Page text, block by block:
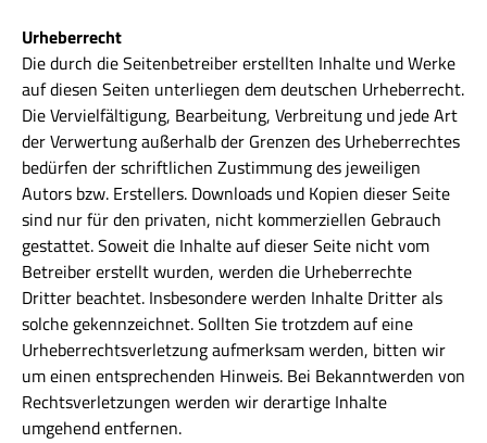
Urheberrecht
Die durch die Seitenbetreiber erstellten Inhalte und Werke
auf diesen Seiten unterliegen dem deutschen Urheberrecht.
Die Vervielfältigung, Bearbeitung, Verbreitung und jede Art
der Verwertung außerhalb der Grenzen des Urheberrechtes
bedürfen der schriftlichen Zustimmung des jeweiligen
Autors bzw. Erstellers. Downloads und Kopien dieser Seite
sind nur für den privaten, nicht kommerziellen Gebrauch
gestattet. Soweit die Inhalte auf dieser Seite nicht vom
Betreiber erstellt wurden, werden die Urheberrechte
Dritter beachtet. Insbesondere werden Inhalte Dritter als
solche gekennzeichnet. Sollten Sie trotzdem auf eine
Urheberrechtsverletzung aufmerksam werden, bitten wir
um einen entsprechenden Hinweis. Bei Bekanntwerden von
Rechtsverletzungen werden wir derartige Inhalte
umgehend entfernen.